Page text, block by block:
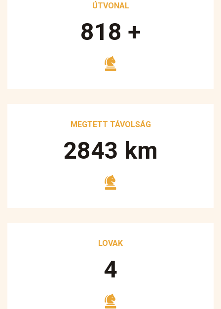
ÚTVONAL
890 +
MEGTETT TÁVOLSÁG
3250 km
LOVAK
5